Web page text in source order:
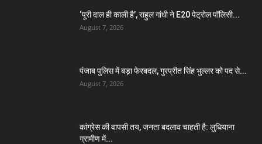
‘पूरी दाल ही काली है’, राहुल गांधी ने E20 पेट्रोल पॉलिसी...
August 7, 2026
पंजाब पुलिस में बड़ा फेरबदल, गुरप्रीत सिंह भुल्लर को पद से...
August 7, 2026
कांग्रेस की वापसी तय, जनता बदलाव चाहती है: लुधियाना
ग्रामीण में...